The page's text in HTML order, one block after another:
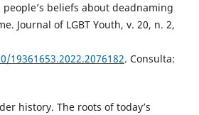
beliefs about deadnaming
Journal of LGBT Youth, v. 20, n. 2,
19361653.2022.2076182. Consulta:
history. The roots of today’s